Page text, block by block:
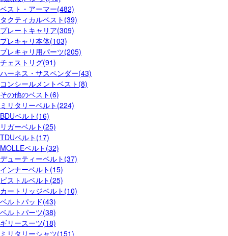
ベスト・アーマー(482)
タクティカルベスト(39)
プレートキャリア(309)
プレキャリ本体(103)
プレキャリ用パーツ(205)
チェストリグ(91)
ハーネス・サスペンダー(43)
コンシールメントベスト(8)
その他のベスト(6)
ミリタリーベルト(224)
BDUベルト(16)
リガーベルト(25)
TDUベルト(17)
MOLLEベルト(32)
デューティーベルト(37)
インナーベルト(15)
ピストルベルト(25)
カートリッジベルト(10)
ベルトパッド(43)
ベルトパーツ(38)
ギリースーツ(18)
ミリタリーシャツ(151)